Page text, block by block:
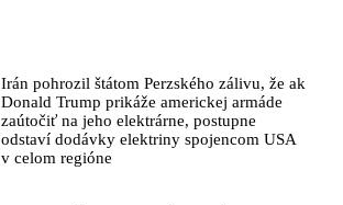
Irán pohrozil štátom Perzského zálivu, že ak
Donald Trump prikáže americkej armáde
zaútočiť na jeho elektrárne, postupne
odstaví dodávky elektriny spojencom USA
v celom regióne